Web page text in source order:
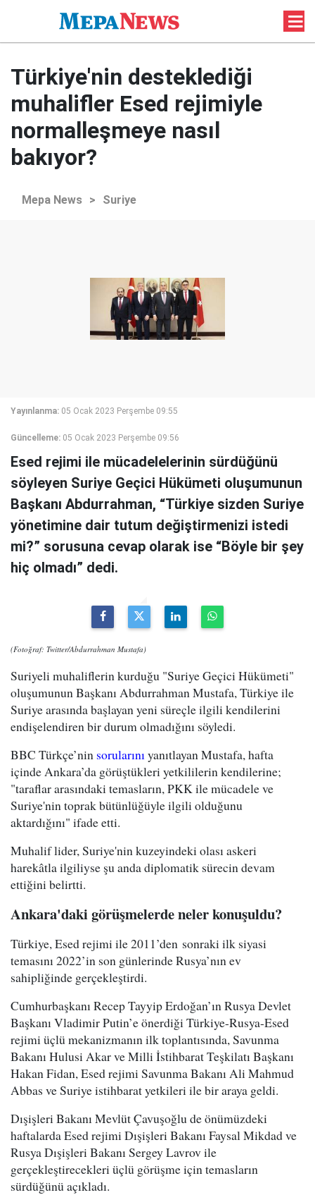
Türkiye'nin desteklediği
muhalifler Esed rejimiyle
normalleşmeye nasıl
bakıyor?
Mepa News > Suriye
Yayınlanma: 05 Ocak 2023 Perşembe 09:55
Güncelleme: 05 Ocak 2023 Perşembe 09:56
Esed rejimi ile mücadelelerinin sürdüğünü
söyleyen Suriye Geçici Hükümeti oluşumunun
Başkanı Abdurrahman, “Türkiye sizden Suriye
yönetimine dair tutum değiştirmenizi istedi
mi?” sorusuna cevap olarak ise “Böyle bir şey
hiç olmadı” dedi.
(Fotoğraf: Twitter/Abdurrahman Mustafa)
Suriyeli muhaliflerin kurduğu "Suriye Geçici Hükümeti"
oluşumunun Başkanı Abdurrahman Mustafa, Türkiye ile
Suriye arasında başlayan yeni süreçle ilgili kendilerini
endişelendiren bir durum olmadığını söyledi.
BBC Türkçe’nin sorularınıyanıtlayan Mustafa, hafta
içinde Ankara’da görüştükleri yetkililerin kendilerine;
"taraflar arasındaki temasların, PKK ile mücadele ve
Suriye'nin toprak bütünlüğüyle ilgili olduğunu
aktardığını" ifade etti.
Muhalif lider, Suriye'nin kuzeyindeki olası askeri
harekâtla ilgiliyse şu anda diplomatik sürecin devam
ettiğini belirtti.
Ankara'daki görüşmelerde neler konuşuldu?
Türkiye, Esed rejimi ile 2011’den sonraki ilk siyasi
temasını 2022’in son günlerinde Rusya’nın ev
sahipliğinde gerçekleştirdi.
Cumhurbaşkanı Recep Tayyip Erdoğan’ın Rusya Devlet
Başkanı Vladimir Putin’e önerdiği Türkiye-Rusya-Esed
rejimi üçlü mekanizmanın ilk toplantısında, Savunma
Bakanı Hulusi Akar ve Milli İstihbarat Teşkilatı Başkanı
Hakan Fidan, Esed rejimi Savunma Bakanı Ali Mahmud
Abbas ve Suriye istihbarat yetkileri ile bir araya geldi.
Dışişleri Bakanı Mevlüt Çavuşoğlu de önümüzdeki
haftalarda Esed rejimi Dışişleri Bakanı Faysal Mikdad ve
Rusya Dışişleri Bakanı Sergey Lavrov ile
gerçekleştirecekleri üçlü görüşme için temasların
sürdüğünü açıkladı.